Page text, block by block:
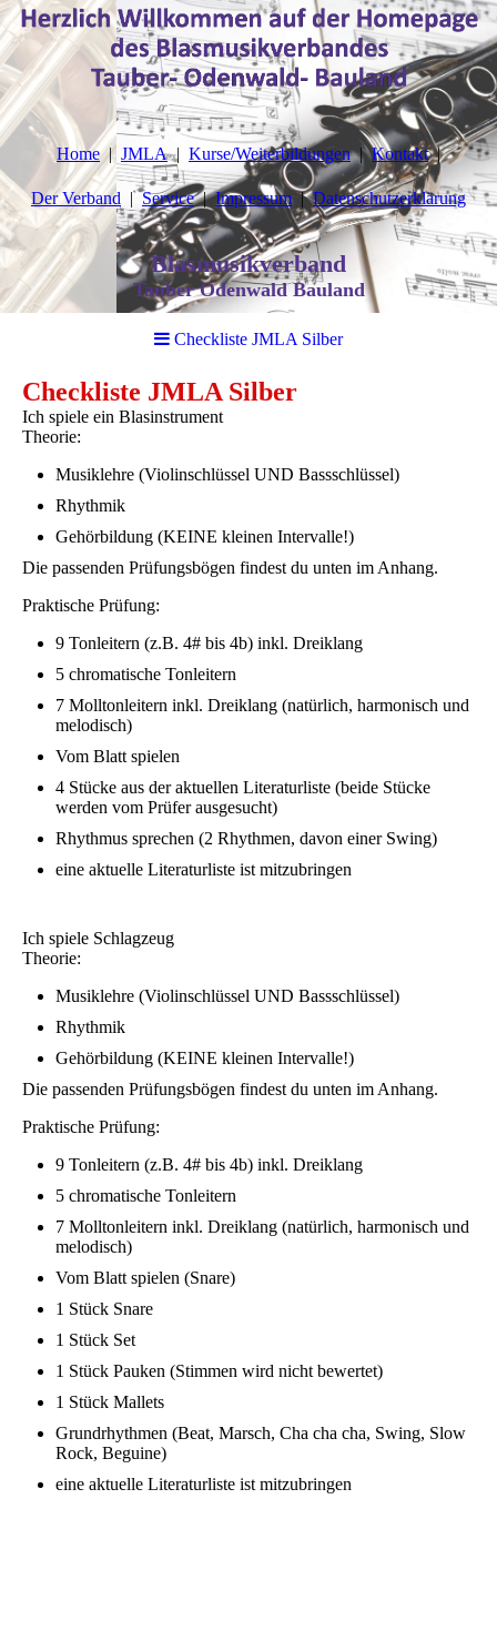
Home JMLA Kurse/Weiterbildungen Kontakt
Der Verband Service Impressum Datenschutzerklärung
Blasmusikverband
Tauber Odenwald Bauland
Checkliste JMLA Silber
Checkliste JMLA Silber
Ich spiele ein Blasinstrument
Theorie:
Musiklehre​ (Violinschlüssel UND Bassschlüssel)
Rhythmik
Gehörbildung (KEINE kleinen Intervalle!)
Die passenden Prüfungsbögen findest du unten im Anhang.
Praktische Prüfung:
9 Tonleitern (z.B. 4# bis 4b) inkl. Dreiklang
5 chromatische Tonleitern
7 Molltonleitern inkl. Dreiklang (natürlich, harmonisch und
melodisch)
Vom Blatt spielen
4 Stücke aus der aktuellen Literaturliste (beide Stücke
werden vom Prüfer ausgesucht)
Rhythmus sprechen (2 Rhythmen, davon einer Swing)
eine aktuelle Literaturliste ist mitzubringen
Ich spiele Schlagzeug
Theorie:
Musiklehre​ (Violinschlüssel UND Bassschlüssel)
Rhythmik
Gehörbildung (KEINE kleinen Intervalle!)​
Die passenden Prüfungsbögen findest du unten im Anhang.
Praktische Prüfung:
9 Tonleitern (z.B. 4# bis 4b) inkl. Dreiklang
5 chromatische Tonleitern
7 Molltonleitern inkl. Dreiklang (natürlich, harmonisch und
melodisch)
Vom Blatt spielen (Snare)
1 Stück Snare
1 Stück Set
1 Stück Pauken (Stimmen wird nicht bewertet)
1 Stück Mallets
Grundrhythmen (Beat, Marsch, Cha cha cha, Swing, Slow
Rock, Beguine)
eine aktuelle Literaturliste ist mitzubringen